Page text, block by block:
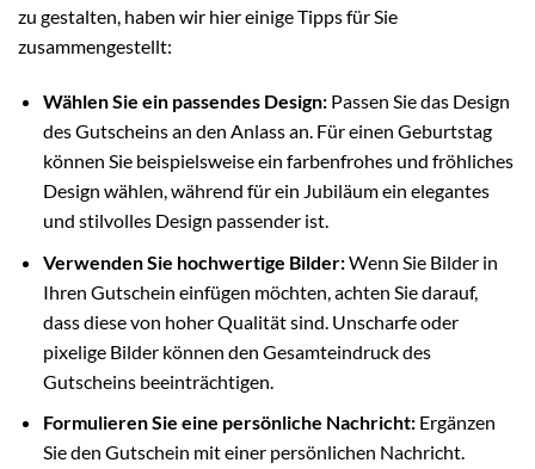
zu gestalten, haben wir hier einige Tipps für Sie
zusammengestellt:
Wählen Sie ein passendes Design:Passen Sie das Design
des Gutscheins an den Anlass an. Für einen Geburtstag
können Sie beispielsweise ein farbenfrohes und fröhliches
Design wählen, während für ein Jubiläum ein elegantes
und stilvolles Design passender ist.
Verwenden Sie hochwertige Bilder:Wenn Sie Bilder in
Ihren Gutschein einfügen möchten, achten Sie darauf,
dass diese von hoher Qualität sind. Unscharfe oder
pixelige Bilder können den Gesamteindruck des
Gutscheins beeinträchtigen.
Formulieren Sie eine persönliche Nachricht:Ergänzen
Sie den Gutschein mit einer persönlichen Nachricht.